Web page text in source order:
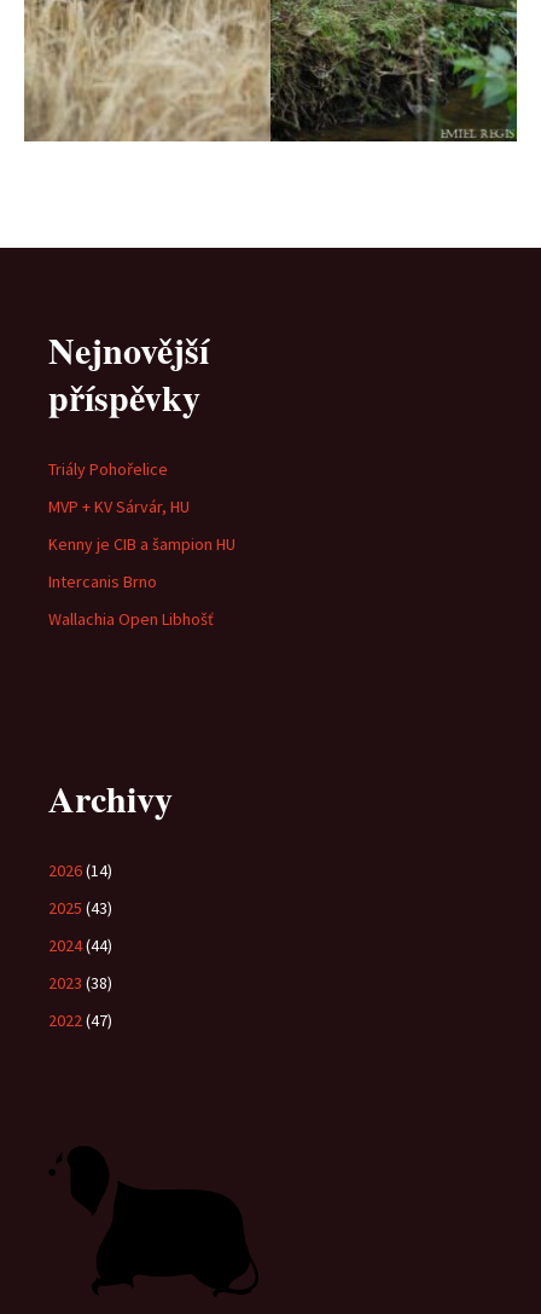
Nejnovější
příspěvky
Triály Pohořelice
MVP + KV Sárvár, HU
Kenny je CIB a šampion HU
Intercanis Brno
Wallachia Open Libhošť
Archivy
2026(14)
2025 (43)
2024(44)
2023 (38)
2022(47)